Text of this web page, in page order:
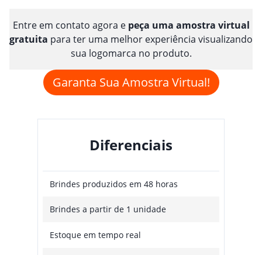
Entre em contato agora e peça uma amostra virtual
gratuita para ter uma melhor experiência visualizando
sua logomarca no produto.
Garanta Sua Amostra Virtual!
Diferenciais
Brindes produzidos em 48 horas
Brindes a partir de 1 unidade
Estoque em tempo real